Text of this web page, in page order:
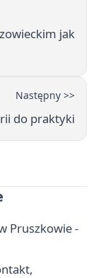
jak
Następny >>
do praktyki
Pruszkowie -